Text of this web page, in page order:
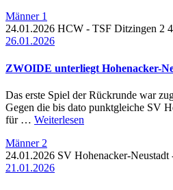
Männer 1
24.01.2026 HCW - TSF Ditzingen 2
26.01.2026
ZWOIDE unterliegt Hohenacker-
Das erste Spiel der Rückrunde war
Gegen die bis dato punktgleiche SV
für … Weiterlesen
Männer 2
24.01.2026 SV Hohenacker-Neustadt
21.01.2026